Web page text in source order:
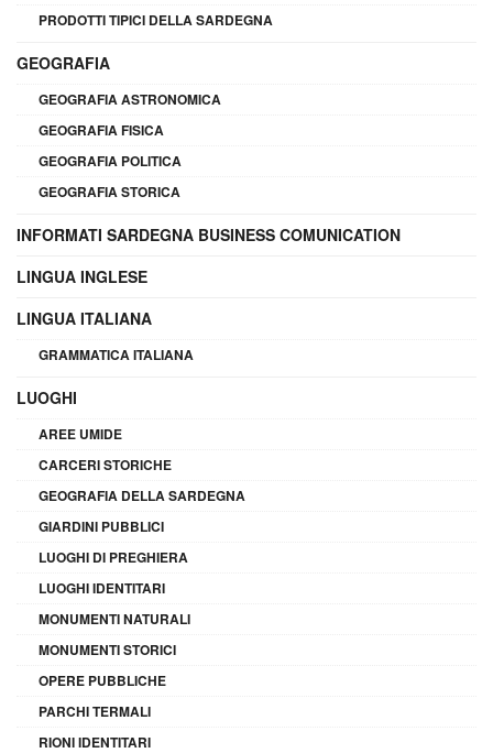
PRODOTTI TIPICI DELLA SARDEGNA
GEOGRAFIA
GEOGRAFIA ASTRONOMICA
GEOGRAFIA FISICA
GEOGRAFIA POLITICA
GEOGRAFIA STORICA
INFORMATI SARDEGNA BUSINESS COMUNICATION
LINGUA INGLESE
LINGUA ITALIANA
GRAMMATICA ITALIANA
LUOGHI
AREE UMIDE
CARCERI STORICHE
GEOGRAFIA DELLA SARDEGNA
GIARDINI PUBBLICI
LUOGHI DI PREGHIERA
LUOGHI IDENTITARI
MONUMENTI NATURALI
MONUMENTI STORICI
OPERE PUBBLICHE
PARCHI TERMALI
RIONI IDENTITARI